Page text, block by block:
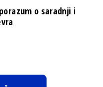
o saradnji i